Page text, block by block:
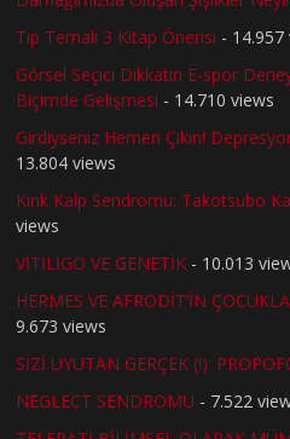
Tıp Temalı 3 Kitap Önerisi - 14.957
Görsel Seçici Dikkatin E-spor
Biçimde Gelişmesi - 14.710 views
Girdiyseniz Hemen Çıkın!
13.804 views
Kırık Kalp Sendromu: Takotsubo
views
VİTİLİGO VE GENETİK - 10.013
HERMES VE AFRODİT’İN
9.673 views
SİZİ UYUTAN GERÇEK (!):
NEGLECT SENDROMU - 7.522